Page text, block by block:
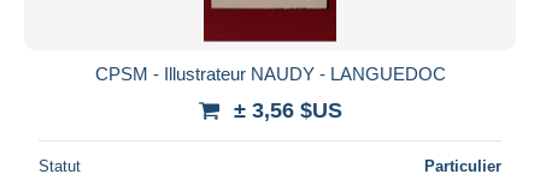
CPSM - Illustrateur NAUDY - LANGUEDOC
± 3,56 $US
Statut Particulier